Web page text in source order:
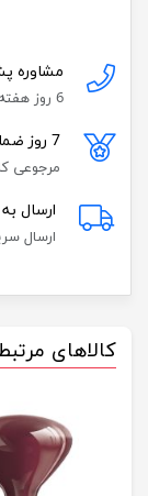
مشاوره
6 روز هفته در ساعات کاری مجموعه
7 روز ضمانت بازگشت
مرجوعی کالا تا 7 روز با تایید
ارسال
ارسال
کالاهای